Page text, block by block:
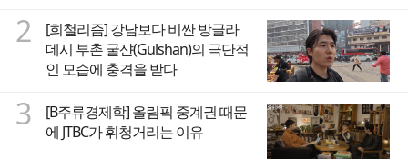
2
[희철리즘] 강남보다 비싼 방글라
데시 부촌 굴샨(Gulshan)의 극단적
인 모습에 충격을 받다
3
[B주류경제학] 올림픽 중계권 때문
에 JTBC가 휘청거리는 이유